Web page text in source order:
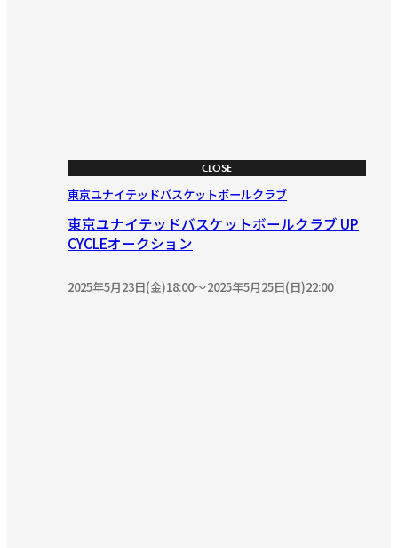
CLOSE
東京ユナイテッドバスケットボールクラブ
東京ユナイテッドバスケットボールクラブ UP
CYCLEオークション
2025年5月23日(金)18:00 2025年5月25日(日)22:00